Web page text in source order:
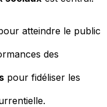
atteindre le public
des
pour fidéliser les